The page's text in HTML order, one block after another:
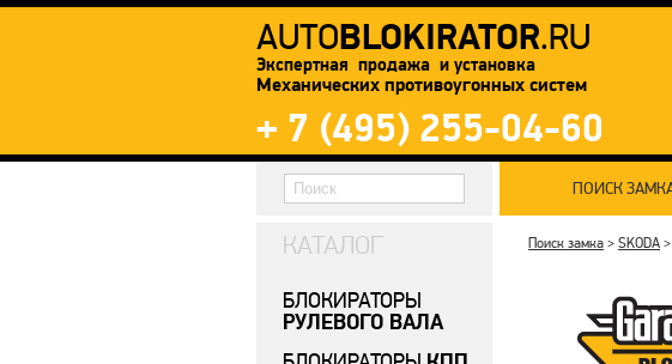
AUTOBLOKIRATOR.RU
Экспертная продажа и установка
Механических противоугонных систем
+ 7 (495) 255-04-60
ПОИСК
Поиск замка > SKODA >
КАТАЛОГ
БЛОКИРАТОРЫ
РУЛЕВОГО ВАЛА